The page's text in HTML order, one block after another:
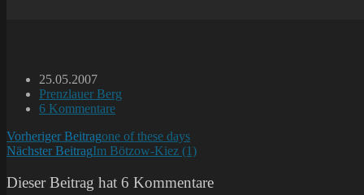
Beitrag
veröffentlicht:
25.05.2007
Beitrags-
Kategorie:
Prenzlauer Berg
Beitrags-
6 Kommentare
Weitere
Artikel
ansehen
Vorheriger Beitragone of these days
Nächster BeitragIm Bötzow-Kiez (1)
Dieser Beitrag hat 6 Kommentare